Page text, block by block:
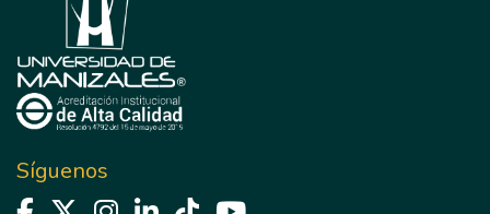
Síguenos